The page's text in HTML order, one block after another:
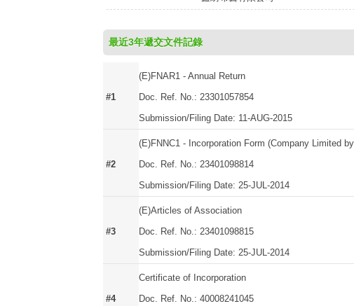
最近3年遞交文件記錄
#1
(E)FNAR1 - Annual Return
Doc. Ref. No.: 23301057854
Submission/Filing Date: 11-AUG-2015
#2
(E)FNNC1 - Incorporation Form (Company Limited
Doc. Ref. No.: 23401098814
Submission/Filing Date: 25-JUL-2014
#3
(E)Articles of Association
Doc. Ref. No.: 23401098815
Submission/Filing Date: 25-JUL-2014
#4
Certificate of Incorporation
Doc. Ref. No.: 40008241045